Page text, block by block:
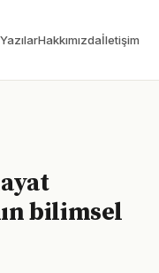
YazılarHakkımızdaİletişim
bilimsel